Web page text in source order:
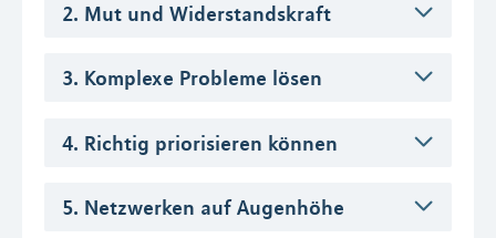
2. Mut und Widerstandskraft
3. Komplexe Probleme lösen
4. Richtig priorisieren können
5. Netzwerken auf Augenhöhe